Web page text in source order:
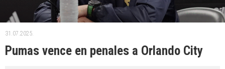
31.07.2025.
Pumas vence en penales a Orlando City